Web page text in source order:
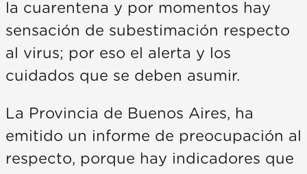
la cuarentena y por momentos hay
sensación de subestimación respecto
al virus; por eso el alerta y los
cuidados que se deben asumir.
La Provincia de Buenos Aires, ha
emitido un informe de preocupación al
respecto, porque hay indicadores que